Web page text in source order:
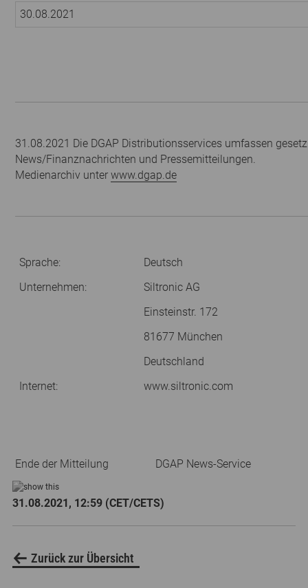
30.08.2021
31.08.2021 Die DGAP Distributionsservices umfassen
News/Finanznachrichten und Pressemitteilungen.
Medienarchiv unter www.dgap.de
Sprache:
Deutsch
Unternehmen:
Siltronic AG
Einsteinstr. 172
81677 München
Deutschland
Internet:
www.siltronic.com
Ende der Mitteilung DGAP News-Service
31.08.2021, 12:59 (CET/CETS)
Zurück zur Übersicht